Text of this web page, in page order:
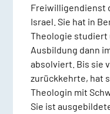
Freiwilligendienst
Israel. Sie hat in
Theologie studiert
Ausbildung dann
absolviert. Bis sie
zurückkehrte, hat
Theologin mit
Sie ist